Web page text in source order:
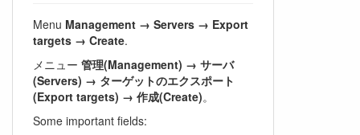
Menu Management → Servers → Export
targets → Create.
メニュー 管理(Management) → サーバ
(Servers) → ターゲットのエクスポート
(Export targets) → 作成(Create)。
Some important fields: